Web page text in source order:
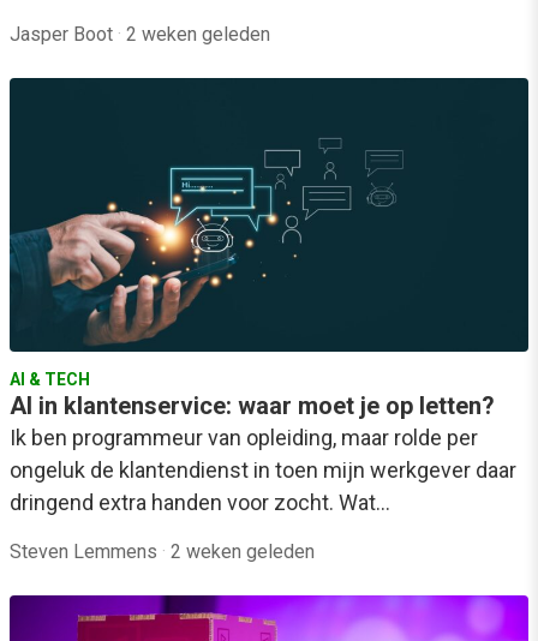
Jasper Boot · 2 weken geleden
AI & TECH
AI in klantenservice: waar moet je op letten?
Ik ben programmeur van opleiding, maar rolde per
ongeluk de klantendienst in toen mijn werkgever daar
dringend extra handen voor zocht. Wat…
Steven Lemmens · 2 weken geleden